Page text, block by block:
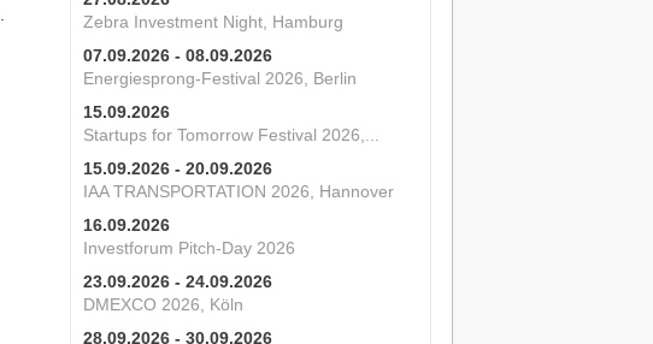
Zebra Investment Night, Hamburg
07.09.2026 - 08.09.2026
Energiesprong-Festival 2026, Berlin
15.09.2026
Startups for Tomorrow Festival 2026,...
15.09.2026 - 20.09.2026
IAA TRANSPORTATION 2026, Hannover
16.09.2026
Investforum Pitch-Day 2026
23.09.2026 - 24.09.2026
DMEXCO 2026, Köln
28.09.2026 - 30.09.2026